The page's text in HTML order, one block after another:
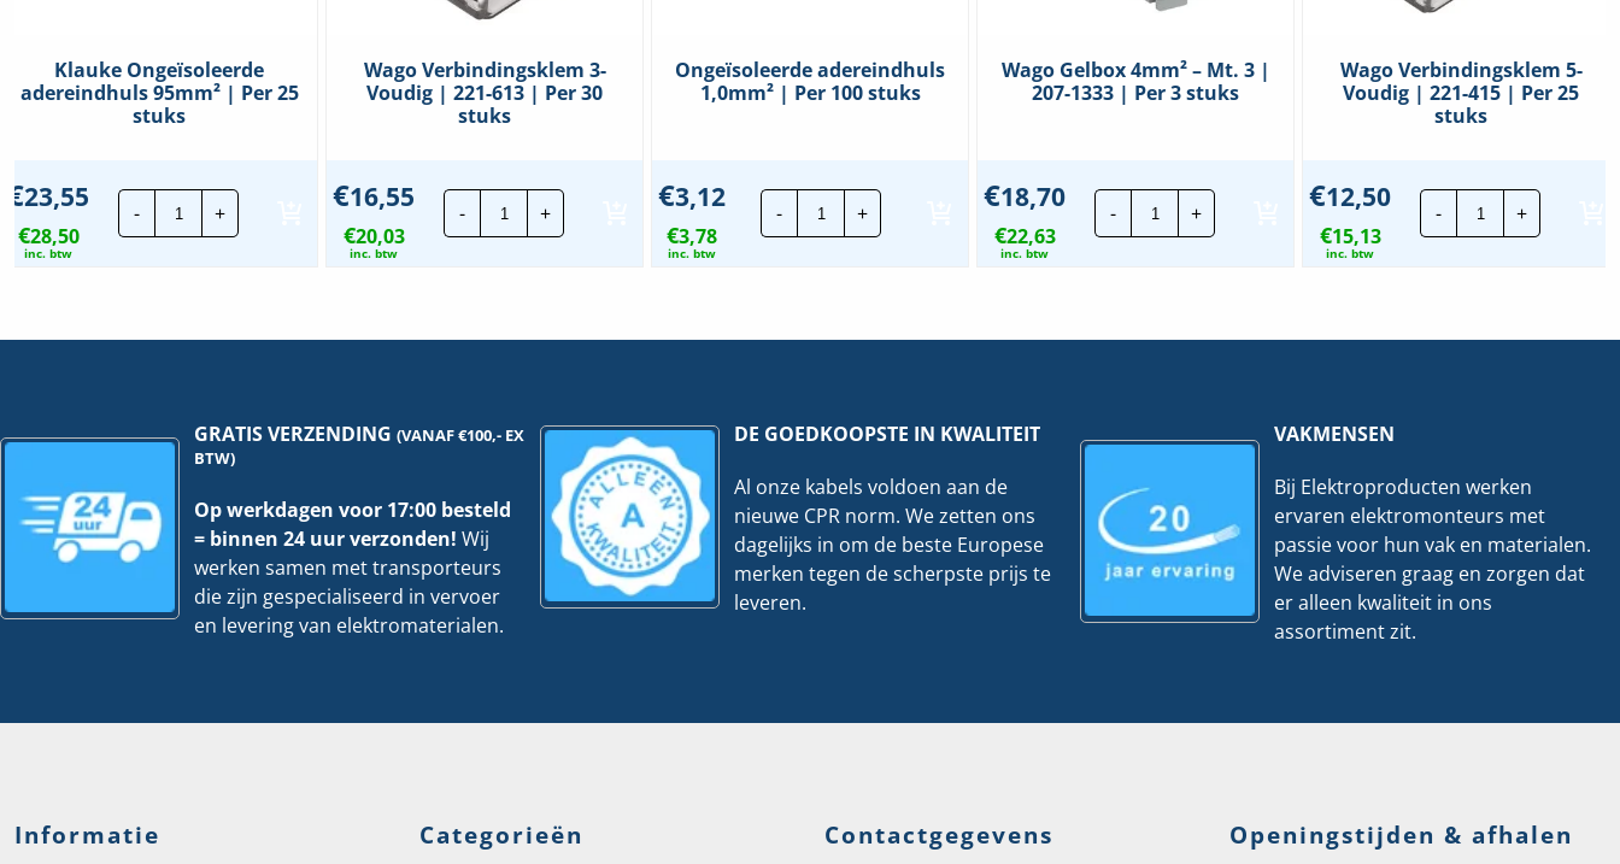
Klauke Ongeïsoleerde
adereindhuls 95mm² | Per 25
stuks
€23,55
€28,50
inc. btw
-
Klauke
Ongeïsoleerde
adereindhuls
+
Wago Verbindingsklem 3-
Voudig | 221-613 | Per 30
stuks
€16,55
€20,03
inc. btw
-
Wago
Verbindingsklem
3-
+
Ongeïsoleerde adereindhuls
1,0mm² | Per 100 stuks
€3,12
€3,78
inc. btw
-
Ongeïsoleerde
adereindhuls
1,0mm²
+
Wago Gelbox 4mm² – Mt. 3 |
207-1333 | Per 3 stuks
€18,70
€22,63
inc. btw
-
Wago
Gelbox
4mm²
hoeveelheid
+
Wago Verbindingsklem 5-
Voudig | 221-415 | Per 25
stuks
€12,50
€15,13
inc. btw
-
Wago
5-
+
GRATIS VERZENDING(VANAF €100,- EX
BTW)
Op werkdagen voor 17:00 besteld
= binnen 24 uur verzonden! Wij
werken samen met transporteurs
die zijn gespecialiseerd in vervoer
en levering van elektromaterialen.
DE GOEDKOOPSTE IN KWALITEIT
Al onze kabels voldoen aan de
nieuwe CPR norm. We zetten ons
dagelijks in om de beste Europese
merken tegen de scherpste prijs te
leveren.
VAKMENSEN
Bij Elektroproducten werken
ervaren elektromonteurs met
passie voor hun vak en materialen.
We adviseren graag en zorgen dat
er alleen kwaliteit in ons
assortiment zit.
Informatie Categorieën Contactgegevens Openingstijden & afhalen